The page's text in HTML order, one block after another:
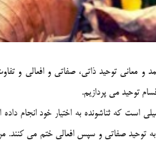
معاني توحيد ذاتي، صفاتي و افعالي و
توحيد مي پردازيم.
صفاتي و سپس افعالي ختم مي كنند.